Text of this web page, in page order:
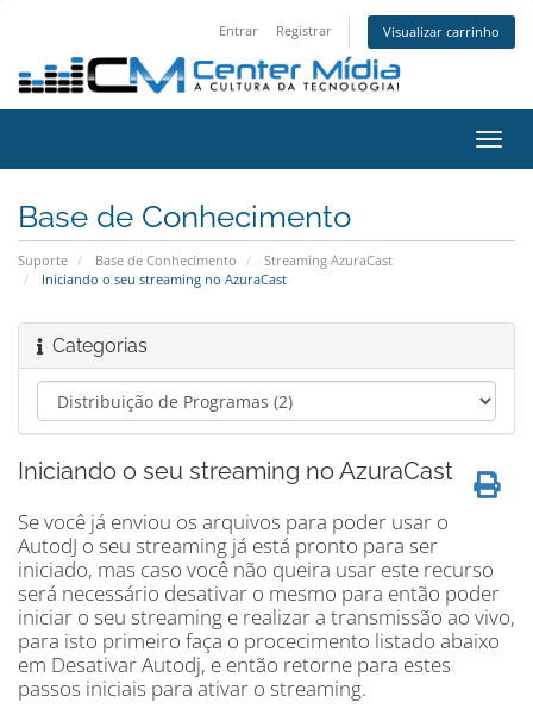
Entrar Registrar Visualizar carrinho
Base de Conhecimento
Suporte Base de Conhecimento
Streaming AzuraCast
Iniciando o seu streaming no AzuraCast
Categorias
Iniciando o seu streaming no AzuraCast
Se você já enviou os arquivos para poder usar o
AutodJ o seu streaming já está pronto para ser
iniciado, mas caso você não queira usar este recurso
será necessário desativar o mesmo para então poder
iniciar o seu streaming e realizar a transmissão ao vivo,
para isto primeiro faça o procecimento listado abaixo
em Desativar Autodj, e então retorne para estes
passos iniciais para ativar o streaming.